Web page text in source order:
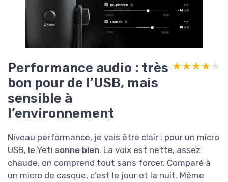
Performance audio : très
bon pour de l’USB, mais
sensible à
l’environnement
★★★★★
★★★★★
Niveau performance, je vais être clair : pour un micro
USB, le Yeti sonne bien. La voix est nette, assez
chaude, on comprend tout sans forcer. Comparé à
un micro de casque, c’est le jour et la nuit. Même